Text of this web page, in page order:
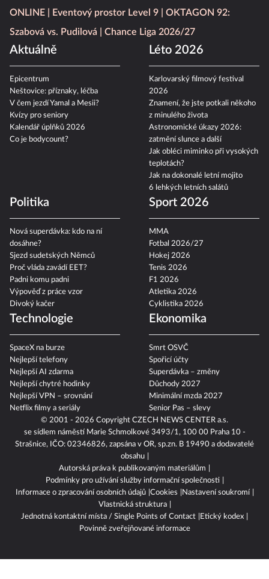
© 2001 - 2026 Copyright CZECH NEWS CENTER a.s.
se sídlem náměstí Marie Schmolkové 3493/1, 100 00 Praha 10 -
Strašnice, IČO: 02346826, zapsána v OR, sp.zn. B 19490 a dodavatelé
obsahu
Autorská práva k publikovaným materiálům
Podmínky pro užívání služby informační společnosti
Informace o zpracování osobních údajů Cookies
Nastavení soukromí
Vlastnická struktura
Jednotná kontaktní místa / Single Points of Contact
Etický kodex
Povinně zveřejňované informace
ONLINE
Eventový prostor Level 9
OKTAGON 92:
Szabová vs. Pudilová
Chance Liga 2026/27
Aktuálně
Epicentrum
Neštovice: příznaky, léčba
V čem jezdí Yamal a Mesii?
Kvízy pro seniory
Kalendář úplňků 2026
Co je bodycount?
Léto 2026
Karlovarský filmový festival
2026
Znamení, že jste potkali někoho
z minulého života
Astronomické úkazy 2026:
zatmění slunce a další
Jak obléci miminko při vysokých
teplotách?
Jak na dokonalé letní mojito
6 lehkých letních salátů
Politika
Nová superdávka: kdo na ní
dosáhne?
Sjezd sudetských Němců
Proč vláda zavádí EET?
Padni komu padni
Výpověď z práce vzor
Divoký kačer
Sport 2026
MMA
Fotbal 2026/27
Hokej 2026
Tenis 2026
F1 2026
Atletika 2026
Cyklistika 2026
Technologie
SpaceX na burze
Nejlepší telefony
Nejlepší AI zdarma
Nejlepší chytré hodinky
Nejlepší VPN – srovnání
Netflix filmy a seriály
Ekonomika
Smrt OSVČ
Spořicí účty
Superdávka – změny
Důchody 2027
Minimální mzda 2027
Senior Pas – slevy